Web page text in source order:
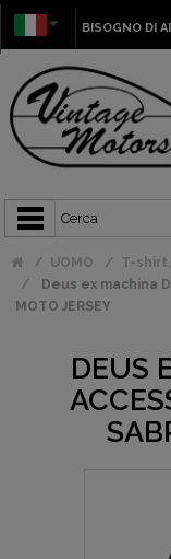
BISOGNO DI
UOMO
T-
Deus ex machina
MOTO JERSEY
DEUS